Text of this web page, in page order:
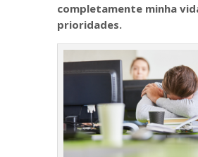
completamente minha
prioridades.